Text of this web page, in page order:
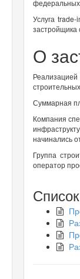
федеральных
Услуга
застройщика
О
Суммарная
Компания
начинались
Группа
оператор